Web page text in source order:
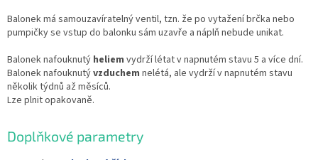
Balonek má samouzavíratelný ventil, tzn. že po vytažení brčka nebo
pumpičky se vstup do balonku sám uzavře a náplň nebude unikat.
Balonek nafouknutý heliem vydrží létat v napnutém stavu 5 a více dní.
Balonek nafouknutývzduchem nelétá, ale vydrží v napnutém stavu
několik týdnů až měsíců.
Lze plnit opakovaně.
Doplňkové parametry